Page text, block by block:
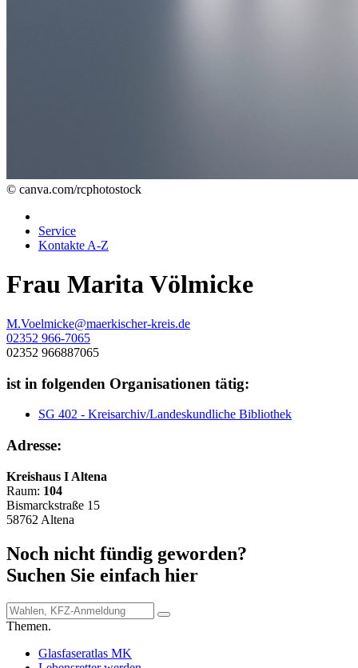
© canva.com/rcphotostock
Service
Kontakte A-Z
Frau Marita Völmicke
M.Voelmicke@maerkischer-kreis.de
02352 966-7065
02352 966887065
ist in folgenden Organisationen tätig:
SG 402 - Kreisarchiv/Landeskundliche Bibliothek
Adresse:
Kreishaus I Altena
Raum: 104
Bismarckstraße 15
58762 Altena
Noch nicht fündig geworden?
Suchen Sie einfach hier
Themen.
Glasfaseratlas MK